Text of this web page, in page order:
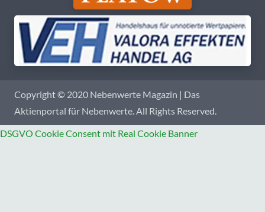
Copyright © 2020 Nebenwerte Magazin | Das
Aktienportal für Nebenwerte. All Rights Reserved.
DSGVO Cookie Consent mit Real Cookie Banner